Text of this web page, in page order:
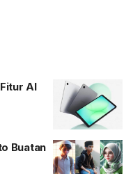
AI
Buatan